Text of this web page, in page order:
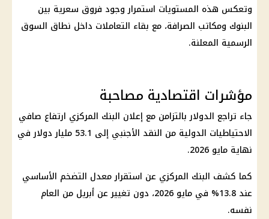
وتعكس هذه المستويات استمرار وجود فروق سعرية بين
البنوك ومكاتب الصرافة، مع بقاء التعاملات داخل نطاق السوق
الرسمية المعلنة.
مؤشرات اقتصادية مصاحبة
جاء تراجع الدولاربالتزامن مع إعلان البنك المركزي ارتفاع صافي
الاحتياطيات الدولية من النقد الأجنبي إلى 53.1 مليار
دولارفي
نهاية مايو 2026.
كما كشف البنك المركزي عن استقرار معدل التضخم الأساسي
عند 13.8% في مايو 2026، دون تغيير عن أبريل من العام
نفسه.